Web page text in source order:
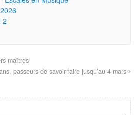
2
maîtres
passeurs de savoir-faire jusqu’au 4 mars